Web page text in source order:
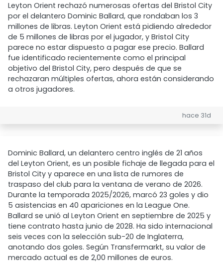
Leyton Orient rechazó numerosas ofertas del Bristol City
por el delantero Dominic Ballard, que rondaban los 3
millones de libras. Leyton Orient está pidiendo alrededor
de 5 millones de libras por el jugador, y Bristol City
parece no estar dispuesto a pagar ese precio. Ballard
fue identificado recientemente como el principal
objetivo del Bristol City, pero después de que se
rechazaran múltiples ofertas, ahora están considerando
a otros jugadores.
hace 31d
Dominic Ballard, un delantero centro inglés de 21 años
del Leyton Orient, es un posible fichaje de llegada para el
Bristol City y aparece en una lista de rumores de
traspaso del club para la ventana de verano de 2026.
Durante la temporada 2025/2026, marcó 23 goles y dio
5 asistencias en 40 apariciones en la League One.
Ballard se unió al Leyton Orient en septiembre de 2025 y
tiene contrato hasta junio de 2028. Ha sido internacional
seis veces con la selección sub-20 de Inglaterra,
anotando dos goles. Según Transfermarkt, su valor de
mercado actual es de 2,00 millones de euros.